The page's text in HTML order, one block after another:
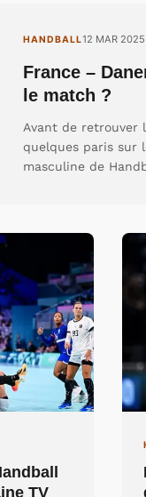
HANDBALL12 MAR 2025
France –
le match ?
Avant de retrouver
quelques paris sur
masculine de
TV